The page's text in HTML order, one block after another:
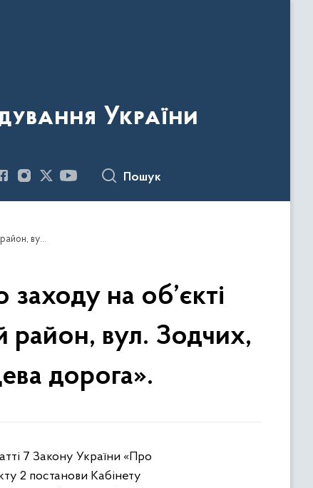
України
Пошук
Повідомлення про проведення позапланового заходу на об’єкті будівництва за адресою: м. Київ, Святошинський район, вул. Зодчих, 44, станція швидкісного трамваю «Кільцева дорога».
на об’єкті
район, вул. Зодчих,
дорога».
7 Закону України «Про
2 постанови Кабінету